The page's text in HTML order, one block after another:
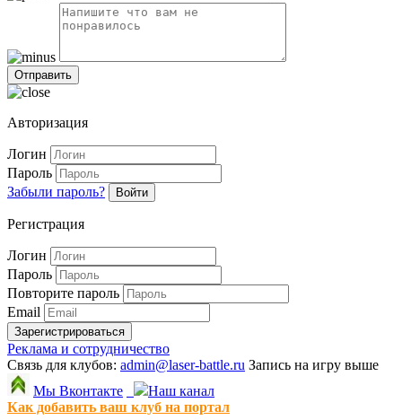
Авторизация
Логин
Пароль
Забыли пароль?
Войти
Регистрация
Логин
Пароль
Повторите пароль
Email
Зарегистрироваться
Реклама и сотрудничество
Связь для клубов: admin@laser-battle.ru Запись на игру выше
Мы Вконтакте
Наш канал
Как добавить ваш клуб на портал